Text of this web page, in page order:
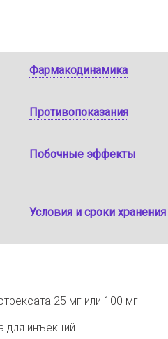
Фармакодинамика
Противопоказания
Побочные эффекты
Условия и сроки хранения
25 мг или 100 мг
для инъекций.